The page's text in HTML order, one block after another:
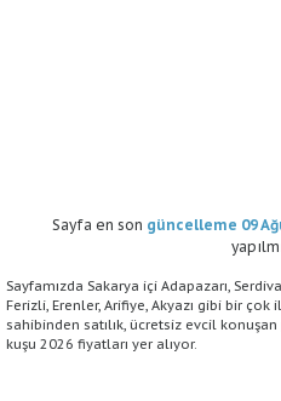
Sayfa en son güncelleme 09
Sayfamızda Sakarya içi Adapazarı,
Ferizli, Erenler, Arifiye, Akyazı gibi bir
sahibinden satılık, ücretsiz evcil
kuşu 2026 fiyatları yer alıyor.